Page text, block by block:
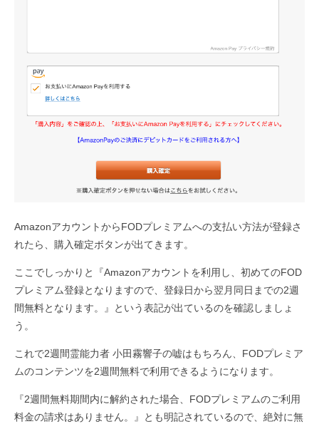
AmazonアカウントからFODプレミアムへの支払い方法が登録さ
れたら、購入確定ボタンが出てきます。
ここでしっかりと『Amazonアカウントを利用し、初めてのFOD
プレミアム登録となりますので、登録日から翌月同日までの2週
間無料となります。』という表記が出ているのを確認しましょ
う。
これで2週間霊能力者 小田霧響子の嘘はもちろん、FODプレミア
ムのコンテンツを2週間無料で利用できるようになります。
『2週間無料期間内に解約された場合、FODプレミアムのご利用
料金の請求はありません。』とも明記されているので、絶対に無